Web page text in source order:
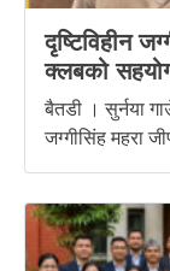
दृष्टिविहीन
क्लबको
बैतडी । सुर्नया
जग्गीसिंह महरा